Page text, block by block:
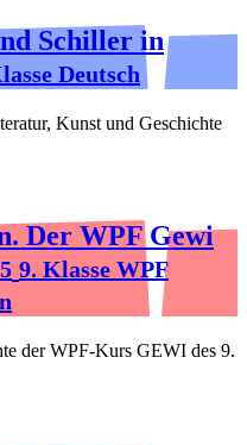
Schiller in
Deutsch
Kunst und Geschichte
Der WPF Gewi
9. Klasse WPF
der WPF-Kurs GEWI des 9.